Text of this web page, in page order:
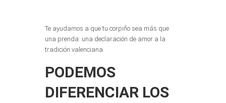
Te ayudamos a que tu corpiño sea más que
una prenda: una declaración de amor a la
tradición valenciana.
PODEMOS
DIFERENCIAR LOS